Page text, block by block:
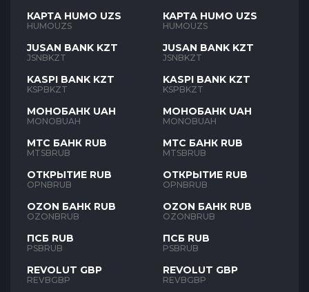
КАРТА HUMO UZS
HUMOUZS
JUSAN BANK KZT
JSNBKZT
KASPI BANK KZT
KSPBKZT
МОНОБАНК UAH
MONOBUAH
МТС БАНК RUB
MTSBRUB
ОТКРЫТИЕ RUB
OPNBRUB
OZON БАНК RUB
OZONBRUB
ПСБ RUB
PSBRUB
REVOLUT GBP
REVBGBP
КАРТА HUMO UZS
HUMOUZS
JUSAN BANK KZT
JSNBKZT
KASPI BANK KZT
KSPBKZT
МОНОБАНК UAH
MONOBUAH
МТС БАНК RUB
MTSBRUB
ОТКРЫТИЕ RUB
OPNBRUB
OZON БАНК RUB
OZONBRUB
ПСБ RUB
PSBRUB
REVOLUT GBP
REVBGBP